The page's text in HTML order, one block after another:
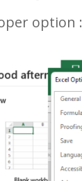
option :